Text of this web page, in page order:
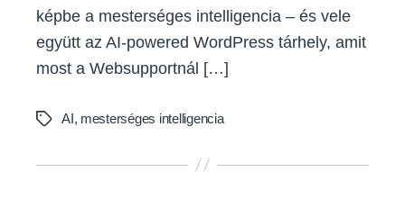
képbe a mesterséges intelligencia – és vele
együtt az AI-powered WordPress tárhely, amit
most a Websupportnál […]
TagsAI, mesterséges intelligencia